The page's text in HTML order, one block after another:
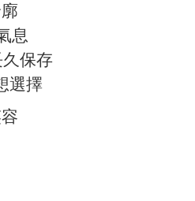
息
保存
選擇